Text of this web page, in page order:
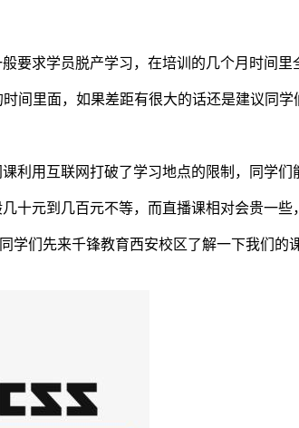
求学员脱产学习，在培训的几个月时间里
里面，如果差距有很大的话还是建议同学
用互联网打破了学习地点的限制，同学们
元到几百元不等，而直播课相对会贵一些
们先来千锋教育西安校区了解一下我们的